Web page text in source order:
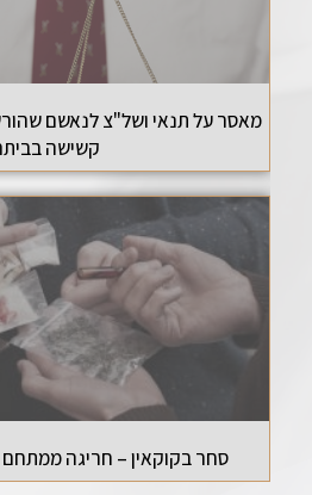
מאסר על תנאי ושל"צ לנאשם
קשישה
סחר בקוקאין – חריגה